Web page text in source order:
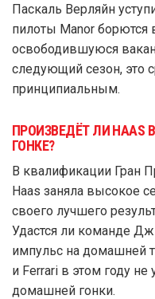
Паскаль Верляйн
пилоты Manor борются
освободившуюся
следующий сезон, это
принципиальным.
ПРОИЗВЕДЁТ ЛИ
ГОНКЕ?
В квалификации Гран
Haas заняла высокое
своего лучшего
Удастся ли команде
импульс на домашней
и Ferrari в этом году не
домашней гонки.